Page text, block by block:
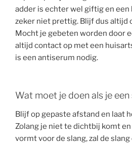
adder is echter wel giftig en een
zeker niet prettig. Blijf dus altijd
Mocht je gebeten worden door
altijd contact op met een
is een antiserum nodig.
Wat moet je doen als je
Blijf op gepaste afstand en laat
Zolang je niet te dichtbij komt
vormt voor de slang, zal de